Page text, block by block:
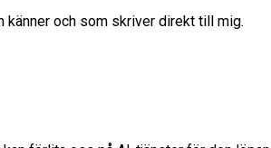
känner och som skriver direkt till mig.